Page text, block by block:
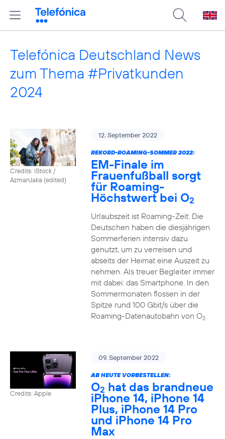
Telefónica Deutschland News
zum Thema #Privatkunden
2024
Credits: iStock /
AzmanJaka (edited)
12. September 2022
REKORD-ROAMING-SOMMER 2022:
EM-Finale im
Frauenfußball sorgt
für Roaming-
Höchstwert bei O2
Urlaubszeit ist Roaming-Zeit: Die
Deutschen haben die diesjährigen
Sommerferien intensiv dazu
genutzt, um zu verreisen und
abseits der Heimat eine Auszeit zu
nehmen. Als treuer Begleiter immer
mit dabei: das Smartphone. In den
Sommermonaten flossen in der
Spitze rund 100 Gbit/s über die
Roaming-Datenautobahn von O2.
Credits: Apple
09. September 2022
AB HEUTE VORBESTELLEN:
O2 hat das brandneue
iPhone 14, iPhone 14
Plus, iPhone 14 Pro
und iPhone 14 Pro
Max